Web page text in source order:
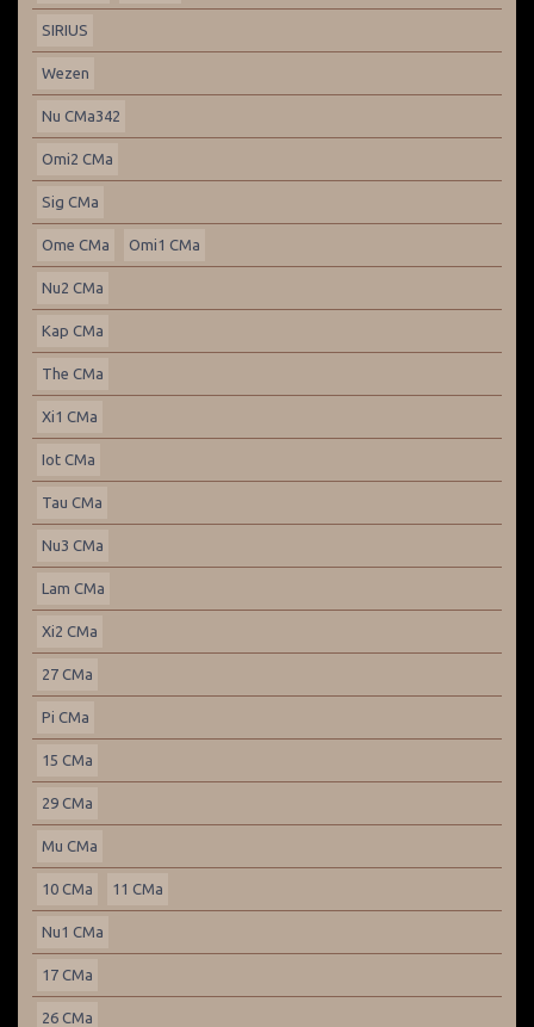
SIRIUS
Wezen
Nu CMa342
Omi2 CMa
Sig CMa
Ome CMa Omi1 CMa
Nu2 CMa
Kap CMa
The CMa
Xi1 CMa
Iot CMa
Tau CMa
Nu3 CMa
Lam CMa
Xi2 CMa
27 CMa
Pi CMa
15 CMa
29 CMa
Mu CMa
10 CMa 11 CMa
Nu1 CMa
17 CMa
26 CMa